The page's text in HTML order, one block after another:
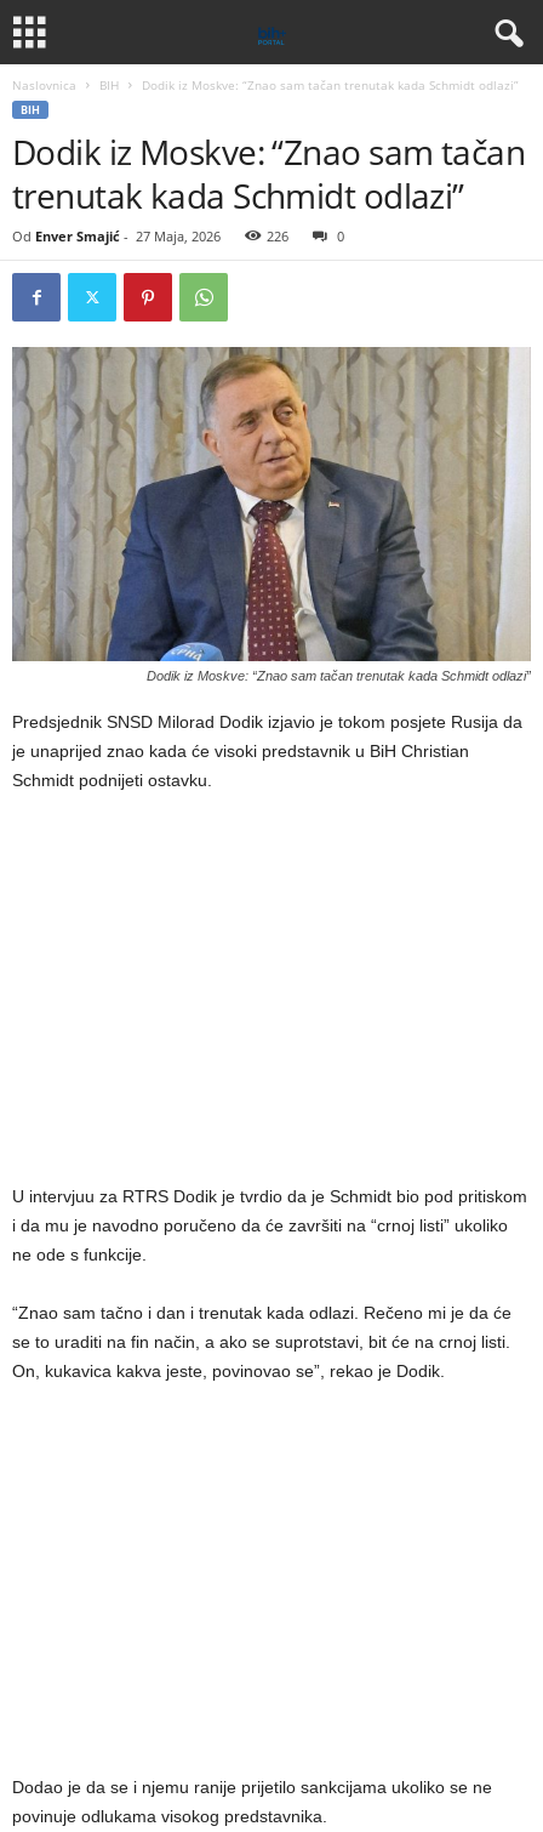
Naslovnica BIH Dodik iz Moskve: “Znao sam tačan trenutak kada Schmidt odlazi”
BIH
Dodik iz Moskve: “Znao sam tačan
trenutak kada Schmidt odlazi”
Od Enver Smajić - 27 Maja, 2026 226 0
Dodik iz Moskve: “Znao sam tačan trenutak kada Schmidt odlazi”
Predsjednik SNSD Milorad Dodik izjavio je tokom posjete Rusija da
je unaprijed znao kada će visoki predstavnik u BiH Christian
Schmidt podnijeti ostavku.
U intervjuu za RTRS Dodik je tvrdio da je Schmidt bio pod pritiskom
i da mu je navodno poručeno da će završiti na “crnoj listi” ukoliko
ne ode s funkcije.
“Znao sam tačno i dan i trenutak kada odlazi. Rečeno mi je da će
se to uraditi na fin način, a ako se suprotstavi, bit će na crnoj listi.
On, kukavica kakva jeste, povinovao se”, rekao je Dodik.
Dodao je da se i njemu ranije prijetilo sankcijama ukoliko se ne
povinuje odlukama visokog predstavnika.